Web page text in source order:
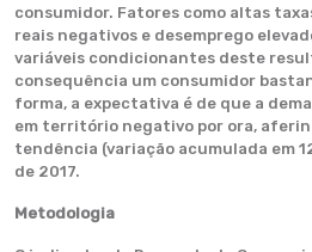
consumidor. Fatores como altas
reais negativos e desemprego
variáveis condicionantes deste
consequência um consumidor
forma, a expectativa é de que a
em território negativo por ora,
tendência (variação acumulada em
de 2017.
Metodologia